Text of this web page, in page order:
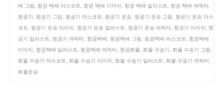
배 그림, 항공 택배 마스코트, 항공 택배 이미지, 항공 택배 일러스트, 항공 택배 캐릭터,
항공기, 항공기 그림, 항공기 마스코트, 항공기 운송, 항공기 운송 그림, 항공기 운송 마스
코트, 항공기 운송 이미지, 항공기 운송 일러스트, 항공기 운송 캐릭터, 항공기 이미지, 항
공기 일러스트, 항공기 캐릭터, 항공택배, 항공택배 그림, 항공택배 마스코트, 항공택배
이미지, 항공택배 일러스트, 항공택배 캐릭터, 항공화물, 화물 수송기, 화물 수송기 그림,
화물 수송기 마스코트, 화물 수송기 이미지, 화물 수송기 일러스트, 화물 수송기 캐릭터,
화물운송